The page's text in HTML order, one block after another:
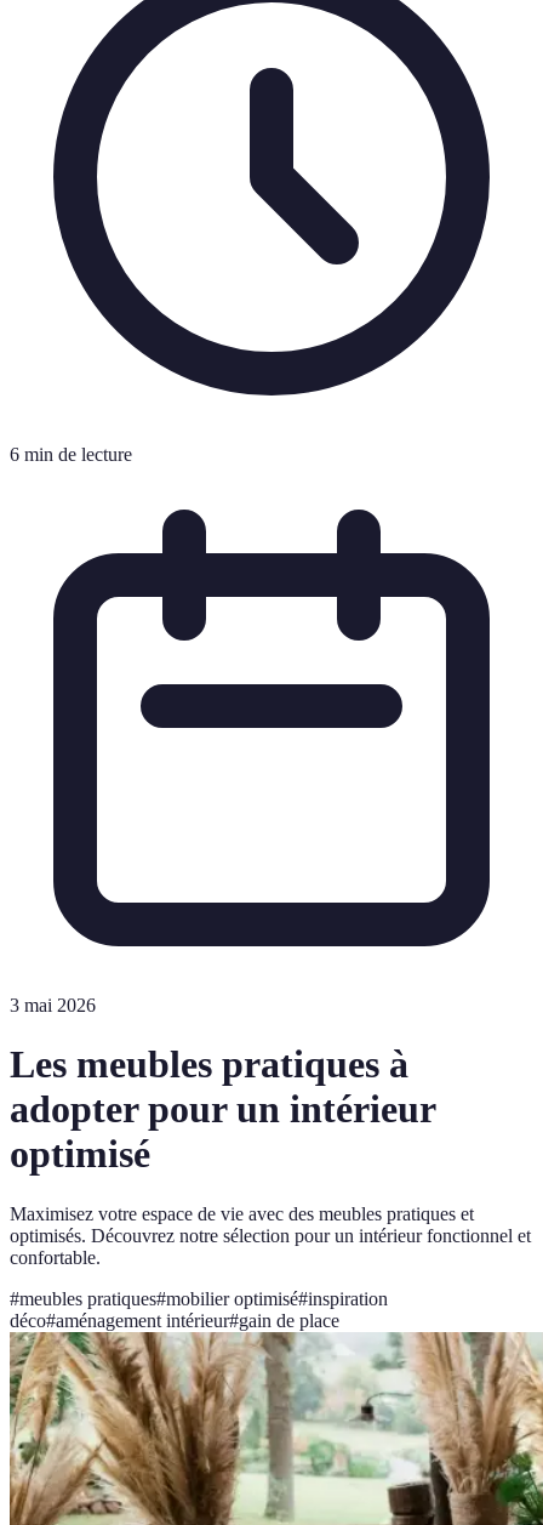
6 min de lecture
3 mai 2026
Les meubles pratiques à
adopter pour un intérieur
optimisé
Maximisez votre espace de vie avec des meubles pratiques et
optimisés. Découvrez notre sélection pour un intérieur fonctionnel et
confortable.
#meubles pratiques#mobilier optimisé#inspiration
déco#aménagement intérieur#gain de place